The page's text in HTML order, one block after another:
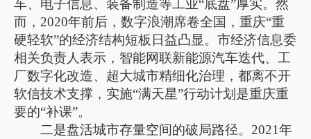
车、电子信息、装备制造等工业“底盘”厚实。然
而，2020年前后，数字浪潮席卷全国，重庆“重
硬轻软”的经济结构短板日益凸显。市经济信息委
相关负责人表示，智能网联新能源汽车迭代、工
厂数字化改造、超大城市精细化治理，都离不开
软信技术支撑，实施“满天星”行动计划是重庆重
要的“补课”。
二是盘活城市存量空间的破局路径。2021年